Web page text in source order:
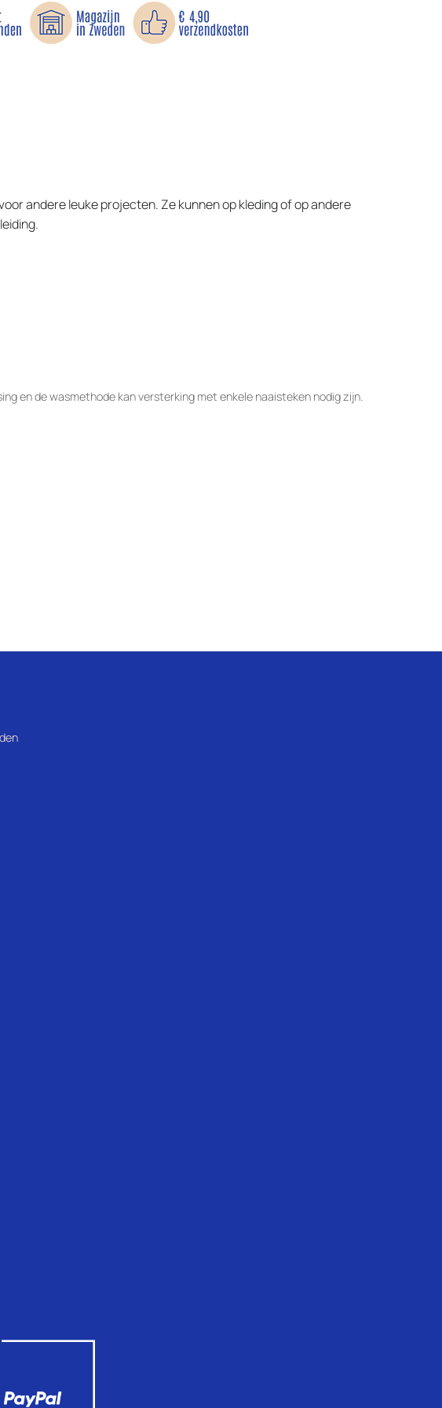
andere leuke projecten. Ze kunnen op kleding of op andere
en de wasmethode kan versterking met enkele naaisteken nodig zijn.